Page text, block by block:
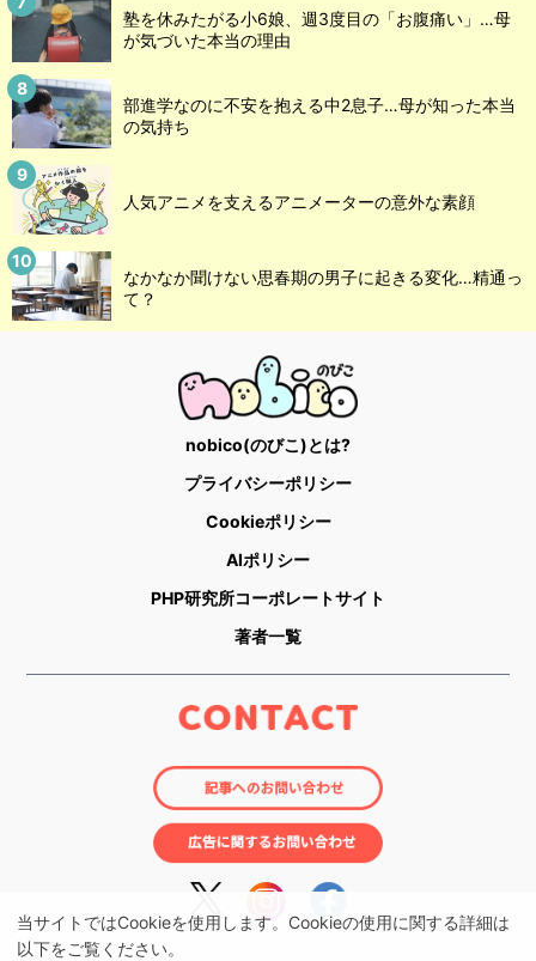
当サイトではCookieを使用します。Cookieの使用に関する詳細は
以下をご覧ください。
塾を休みたがる小6娘、週3度目の「お腹痛い」…母
が気づいた本当の理由
部進学なのに不安を抱える中2息子…母が知った本当
の気持ち
人気アニメを支えるアニメーターの意外な素顔
なかなか聞けない思春期の男子に起きる変化…精通っ
て？
nobico(のびこ)とは?
プライバシーポリシー
Cookieポリシー
AIポリシー
PHP研究所コーポレートサイト
著者一覧